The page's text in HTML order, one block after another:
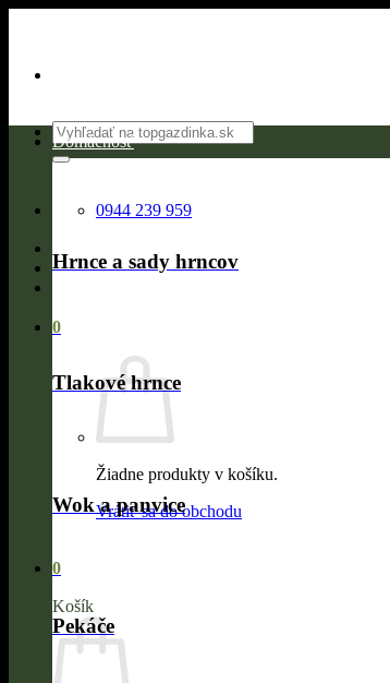
Hľadať:
0944 239 959
0
Žiadne produkty v košíku.
Vrátiť sa do obchodu
0
Košík
Domácnosť
Hrnce a sady hrncov
Tlakové hrnce
Wok a panvice
Pekáče